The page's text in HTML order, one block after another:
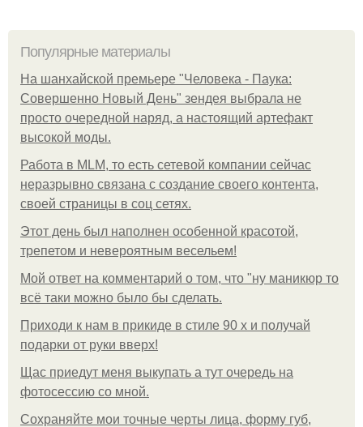
Популярные материалы
На шанхайской премьере "Человека - Паука:
Совершенно Новый День" зендея выбрала не
просто очередной наряд, а настоящий артефакт
высокой моды.
Работа в MLM, то есть сетевой компании сейчас
неразрывно связана с создание своего контента,
своей страницы в соц сетях.
Этот день был наполнен особенной красотой,
трепетом и невероятным весельем!
Мой ответ на комментарий о том, что "ну маникюр то
всё таки можно было бы сделать.
Приходи к нам в прикиде в стиле 90 х и получай
подарки от руки вверх!
Щас приедут меня выкупать а тут очередь на
фотосессию со мной.
Сохраняйте мои точные черты лица, форму губ,